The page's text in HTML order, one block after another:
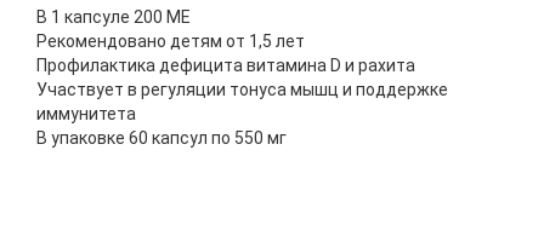
В 1 капсуле 200 ME
Рекомендовано детям от 1,5 лет
Профилактика дефицита витамина D и рахита
Участвует в регуляции тонуса мышц и поддержке
иммунитета
В упаковке 60 капсул по 550 мг